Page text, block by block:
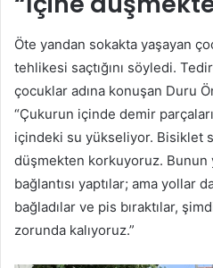
Öte yandan sokakta yaşayan
tehlikesi saçtığını söyledi.
çocuklar adına konuşan Duru
“Çukurun içinde demir
içindeki su yükseliyor. Bisiklet
düşmekten korkuyoruz. Bunun
bağlantısı yaptılar; ama yollar
bağladılar ve pis bıraktılar,
zorunda kalıyoruz.”